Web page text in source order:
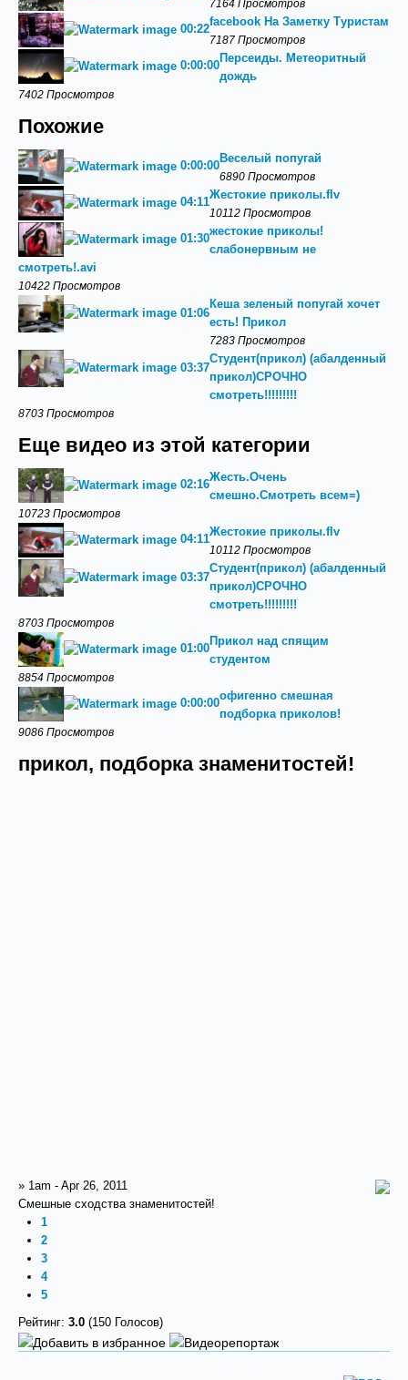
7164 Просмотров
00:22
facebook На Заметку Туристам
7187 Просмотров
0:00:00
Персеиды. Метеоритный
дождь
7402 Просмотров
Похожие
0:00:00
Веселый попугай
6890 Просмотров
04:11
Жестокие приколы.flv
10112 Просмотров
01:30
жестокие приколы!
слабонервным не
смотреть!.avi
10422 Просмотров
01:06
Кеша зеленый попугай хочет
есть! Прикол
7283 Просмотров
03:37
Студент(прикол) (абалденный
прикол)СРОЧНО
смотреть!!!!!!!!!
8703 Просмотров
Еще видео из этой категории
02:16
Жесть.Очень
смешно.Смотреть всем=)
10723 Просмотров
04:11
Жестокие приколы.flv
10112 Просмотров
03:37
Студент(прикол) (абалденный
прикол)СРОЧНО
смотреть!!!!!!!!!
8703 Просмотров
01:00
Прикол над спящим
студентом
8854 Просмотров
0:00:00
офигенно смешная
подборка приколов!
9086 Просмотров
прикол, подборка знаменитостей!
» 1am - Apr 26, 2011
Смешные сходства знаменитостей!
1
2
3
4
5
Рейтинг: 3.0 (150 Голосов)